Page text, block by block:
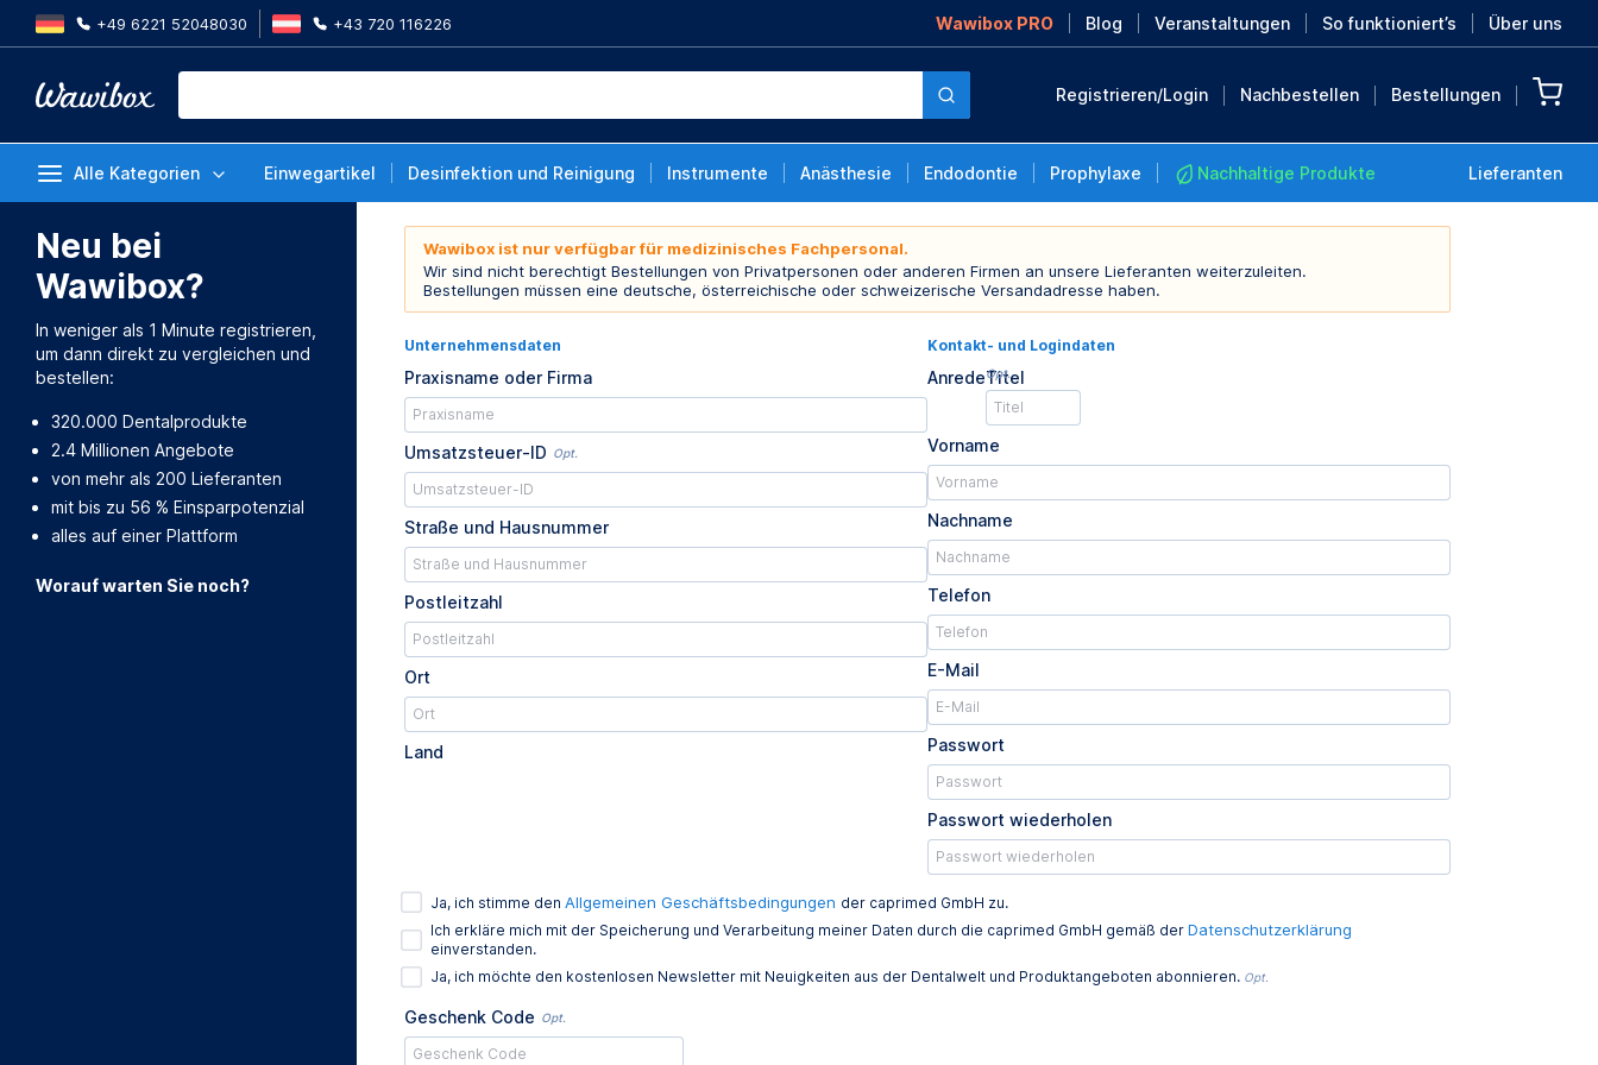
+49 6221 52048030 +43 720 116226 Wawibox PRO Blog Veranstaltungen So funktioniert’s Über uns
Registrieren/Login Nachbestellen Bestellungen
Alle Kategorien Einwegartikel Desinfektion und Reinigung Instrumente Anästhesie Endodontie Prophylaxe Nachhaltige Produkte Lieferanten
MEHR ENTDECKEN
Neu bei
Wawibox?
In weniger als 1 Minute registrieren,
um dann direkt zu vergleichen und
bestellen:
320.000 Dentalprodukte
2.4 Millionen Angebote
von mehr als 200 Lieferanten
mit bis zu 56 % Einsparpotenzial
alles auf einer Plattform
Worauf warten Sie noch?
Wawibox ist nur verfügbar für medizinisches Fachpersonal.
Wir sind nicht berechtigt Bestellungen von Privatpersonen oder anderen Firmen an unsere Lieferanten weiterzuleiten.
Bestellungen müssen eine deutsche, österreichische oder schweizerische Versandadresse haben.
Unternehmensdaten
Praxisname oder Firma
Umsatzsteuer-ID Opt.
Straße und Hausnummer
Postleitzahl
Ort
Land
Kontakt- und Logindaten
AnredeTitel
Opt.
Vorname
Nachname
Telefon
E-Mail
Passwort
Passwort wiederholen
Ja, ich stimme den Allgemeinen Geschäftsbedingungen der caprimed GmbH zu.
Ich erkläre mich mit der Speicherung und Verarbeitung meiner Daten durch die caprimed GmbH gemäß der Datenschutzerklärung
einverstanden.
Ja, ich möchte den kostenlosen Newsletter mit Neuigkeiten aus der Dentalwelt und Produktangeboten abonnieren. Opt.
Geschenk Code Opt.